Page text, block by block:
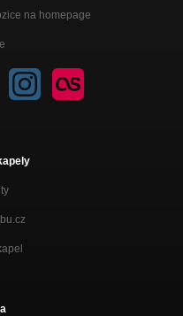
na homepage